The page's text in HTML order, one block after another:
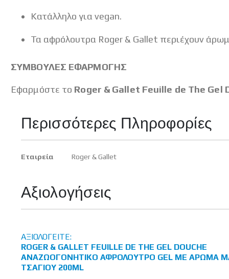
Κατάλληλο για vegan.
Τα αφρόλουτρα Roger & Gallet περιέχουν
ΣΥΜΒΟΥΛΕΣ ΕΦΑΡΜΟΓΗΣ
Εφαρμόστε το Roger & Gallet Feuille de The Gel
Περισσότερες Πληροφορίες
Περισσότερες
Εταιρεία Roger & Gallet
Αξιολογήσεις
ΑΞΙΟΛΟΓΕΊΤΕ:
ROGER & GALLET FEUILLE DE THE GEL DOUCHE
ΑΝΑΖΩΟΓΟΝΗΤΙΚΌ ΑΦΡΌΛΟΥΤΡΟ GEL ΜΕ ΆΡΩΜΑ
ΤΣΑΓΙΟΎ 200ML